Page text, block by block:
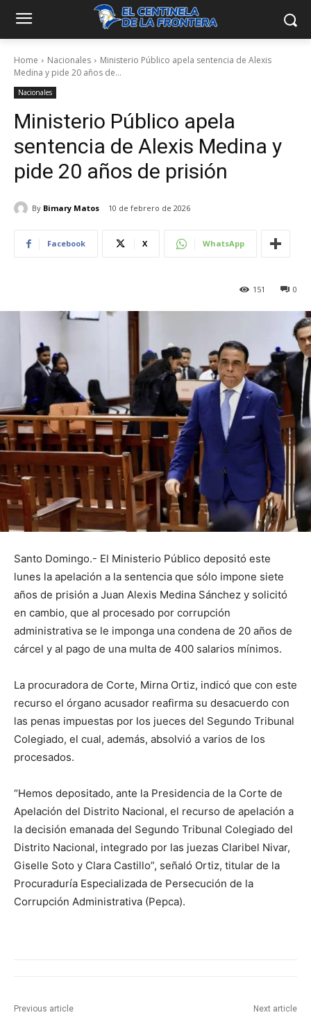
Home Nacionales
Ministerio Público apela sentencia de Alexis
Medina y pide 20 años de...
Nacionales
Ministerio Público apela
sentencia de Alexis Medina y
pide 20 años de prisión
By Bimary Matos 10 de febrero de 2026
Facebook X WhatsApp
0
151
Santo Domingo.- El Ministerio Público depositó este
lunes la apelación a la sentencia que sólo impone siete
años de prisión a Juan Alexis Medina Sánchez y solicitó
en cambio, que al procesado por corrupción
administrativa se le imponga una condena de 20 años de
cárcel y al pago de una multa de 400 salarios mínimos.
La procuradora de Corte, Mirna Ortiz, indicó que con este
recurso el órgano acusador reafirma su desacuerdo con
las penas impuestas por los jueces del Segundo Tribunal
Colegiado, el cual, además, absolvió a varios de los
procesados.
“Hemos depositado, ante la Presidencia de la Corte de
Apelación del Distrito Nacional, el recurso de apelación a
la decisión emanada del Segundo Tribunal Colegiado del
Distrito Nacional, integrado por las juezas Claribel Nivar,
Giselle Soto y Clara Castillo”, señaló Ortiz, titular de la
Procuraduría Especializada de Persecución de la
Corrupción Administrativa (Pepca).
Previous article Next article